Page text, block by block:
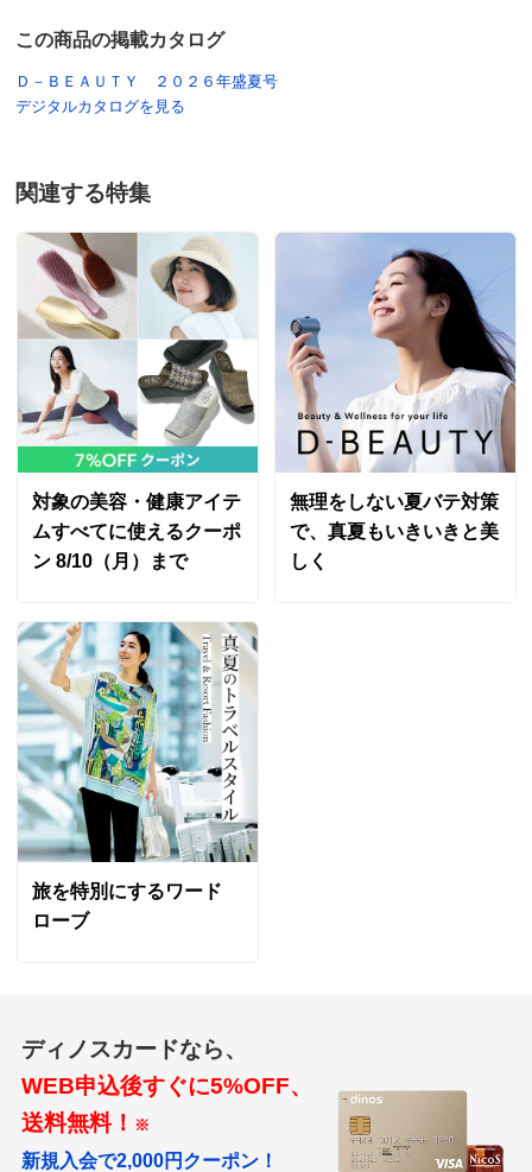
この商品の掲載カタログ
Ｄ－ＢＥＡＵＴＹ ２０２６年盛夏号
デジタルカタログを見る
関連する特集
対象の美容・健康アイテ
ムすべてに使えるクーポ
ン 8/10（月）まで
無理をしない夏バテ対策
で、真夏もいきいきと美
しく
旅を特別にするワード
ローブ
ディノスカードなら、
WEB申込後すぐに5%OFF、
送料無料！ ※
新規入会で2,000円クーポン！